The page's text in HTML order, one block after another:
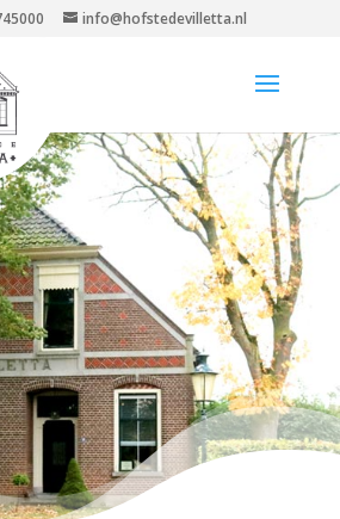
info@hofstedevilletta.nl